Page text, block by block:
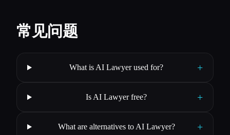
常见问题
What is AI Lawyer used for? +
Is AI Lawyer free? +
What are alternatives to AI Lawyer? +